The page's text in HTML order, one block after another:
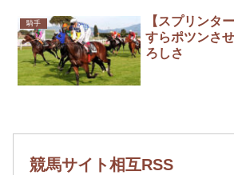
騎手
【スプリンタ
すらポツンさ
ろしさ
競馬サイト相互RSS